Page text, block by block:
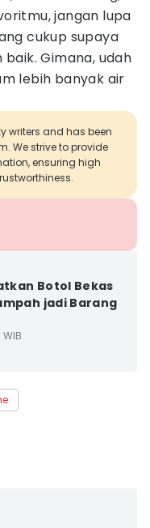
jangan lupa
cukup supaya
Gimana, udah
lebih banyak air
writers and has been
We strive to provide
ensuring high
Botol Bekas
jadi Barang
WIB